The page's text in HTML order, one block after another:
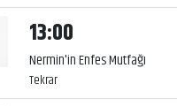
13:00
Nermin'in Enfes Mutfağı
Tekrar